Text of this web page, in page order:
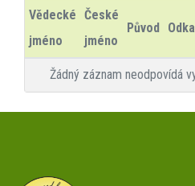
Vědecké
jméno
České
jméno
Původ
Žádný záznam neodpovídá